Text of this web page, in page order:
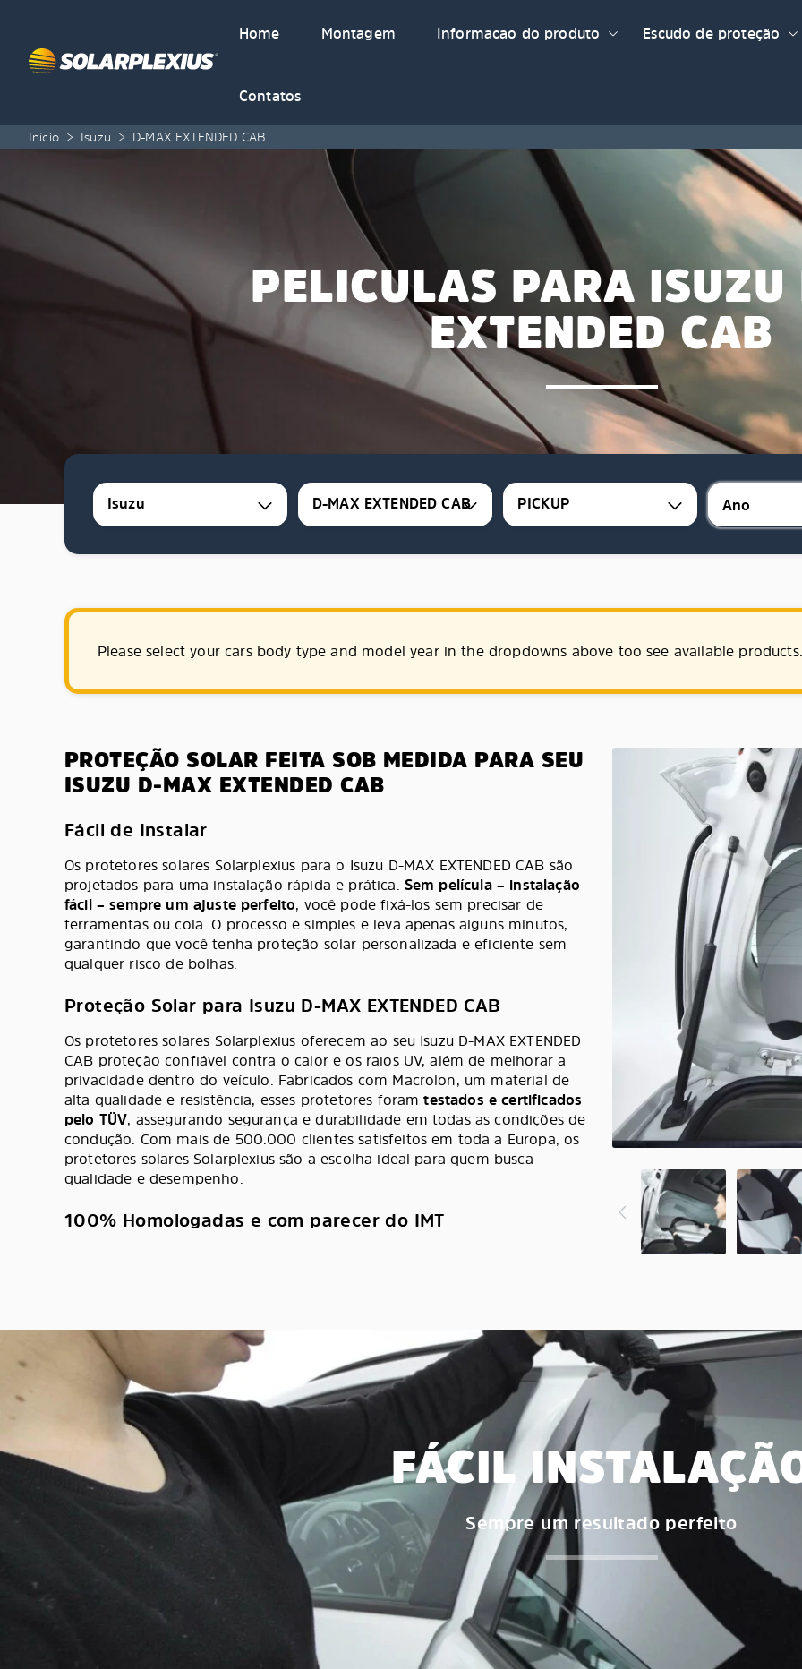
Home
Montagem Informacao do produto Escudo de proteção
Contatos
Início > Isuzu > D-MAX EXTENDED CAB
PELICULAS PARA
EXTENDED CAB
Isuzu D-MAX EXTENDED CAB PICKUP
Please select your cars body type and model year in the dropdowns above too see available products.
PROTEÇÃO SOLAR FEITA SOB MEDIDA PARA SEU
ISUZU D-MAX EXTENDED CAB
Fácil de Instalar
Os protetores solares Solarplexius para o Isuzu D-MAX EXTENDED CAB são
projetados para uma instalação rápida e prática. Sem película – instalação
fácil – sempre um ajuste perfeito, você pode fixá-los sem precisar de
ferramentas ou cola. O processo é simples e leva apenas alguns minutos,
garantindo que você tenha proteção solar personalizada e eficiente sem
qualquer risco de bolhas.
Proteção Solar para Isuzu D-MAX EXTENDED CAB
Os protetores solares Solarplexius oferecem ao seu Isuzu D-MAX EXTENDED
CAB proteção confiável contra o calor e os raios UV, além de melhorar a
privacidade dentro do veículo. Fabricados com Macrolon, um material de
alta qualidade e resistência, esses protetores foramtestados e certificados
pelo TÜV, assegurando segurança e durabilidade em todas as condições de
condução. Com mais de 500.000 clientes satisfeitos em toda a Europa, os
protetores solares Solarplexius são a escolha ideal para quem busca
qualidade e desempenho.
100% Homologadas e com parecer do IMT
FÁCIL
Sempre um resultado perfeito